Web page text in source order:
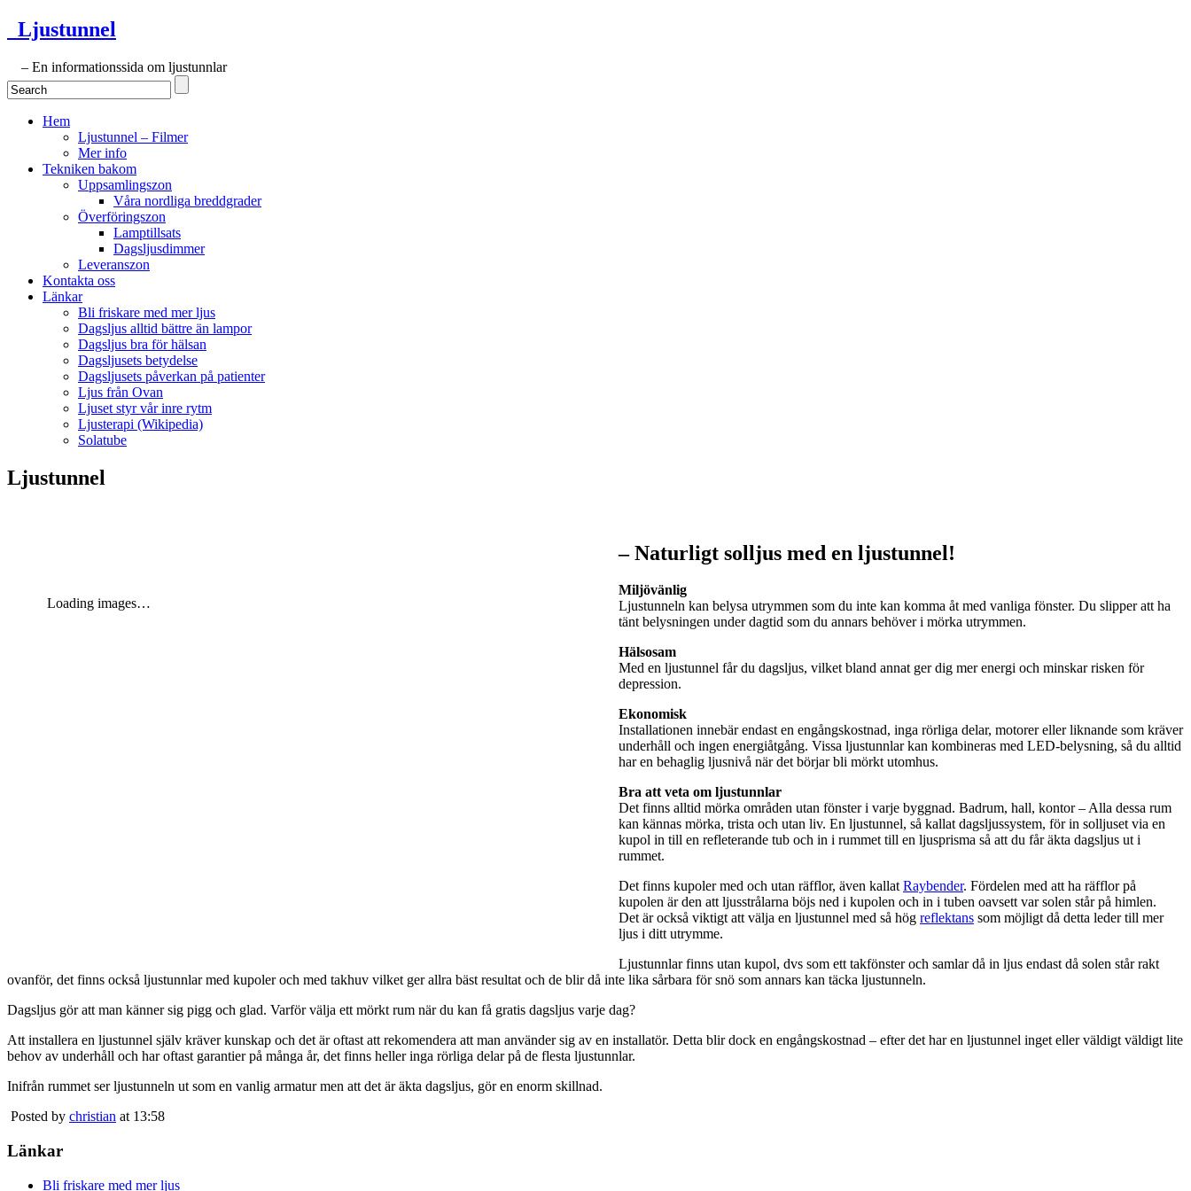
Ljustunnel
– En informationssida om ljustunnlar
Hem
Ljustunnel – Filmer
Mer info
Tekniken bakom
Uppsamlingszon
Våra nordliga breddgrader
Överföringszon
Lamptillsats
Dagsljusdimmer
Leveranszon
Kontakta oss
Länkar
Bli friskare med mer ljus
Dagsljus alltid bättre än lampor
Dagsljus bra för hälsan
Dagsljusets betydelse
Dagsljusets påverkan på patienter
Ljus från Ovan
Ljuset styr vår inre rytm
Ljusterapi (Wikipedia)
Solatube
Ljustunnel
Loading images…
– Naturligt solljus med en ljustunnel!
Miljövänlig
Ljustunneln kan belysa utrymmen som du inte kan komma åt med vanliga fönster. Du slipper att ha
tänt belysningen under dagtid som du annars behöver i mörka utrymmen.
Hälsosam
Med en ljustunnel får du dagsljus, vilket bland annat ger dig mer energi och minskar risken för
depression.
Ekonomisk
Installationen innebär endast en engångskostnad, inga rörliga delar, motorer eller liknande som kräver
underhåll och ingen energiåtgång. Vissa ljustunnlar kan kombineras med LED-belysning, så du alltid
har en behaglig ljusnivå när det börjar bli mörkt utomhus.
Bra att veta om ljustunnlar
Det finns alltid mörka områden utan fönster i varje byggnad. Badrum, hall, kontor – Alla dessa rum
kan kännas mörka, trista och utan liv. En ljustunnel, så kallat dagsljussystem, för in solljuset via en
kupol in till en refleterande tub och in i rummet till en ljusprisma så att du får äkta dagsljus ut i
rummet.
Det finns kupoler med och utan räfflor, även kallatRaybender. Fördelen med att ha räfflor på
kupolen är den att ljusstrålarna böjs ned i kupolen och in i tuben oavsett var solen står på himlen.
Det är också viktigt att välja en ljustunnel med så hög reflektans som möjligt då detta leder till mer
ljus i ditt utrymme.
Ljustunnlar finns utan kupol, dvs som ett takfönster och samlar då in ljus endast då solen står rakt
ovanför, det finns också ljustunnlar med kupoler och med takhuv vilket ger allra bäst resultat och de blir då inte lika sårbara för snö som annars kan täcka ljustunneln.
Dagsljus gör att man känner sig pigg och glad. Varför välja ett mörkt rum när du kan få gratis dagsljus varje dag?
Att installera en ljustunnel själv kräver kunskap och det är oftast att rekomendera att man använder sig av en installatör. Detta blir dock en engångskostnad – efter det har en ljustunnel inget eller väldigt väldigt lite
behov av underhåll och har oftast garantier på många år, det finns heller inga rörliga delar på de flesta ljustunnlar.
Inifrån rummet ser ljustunneln ut som en vanlig armatur men att det är äkta dagsljus, gör en enorm skillnad.
Posted by christian at 13:58
Länkar
Bli friskare med mer ljus